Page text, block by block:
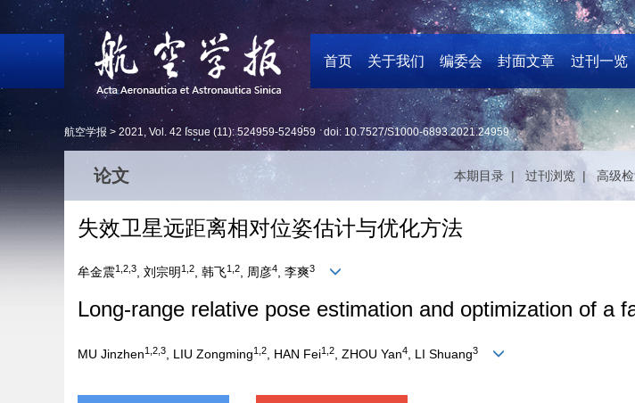
首页 关于我们 编委会 封面文章 过刊一览
航空学报 > 2021, Vol. 42 Issue (11): 524959-524959 doi: 10.7527/S1000-6893.2021.24959
论文 本期目录 | 过刊浏览 | 高级
失效卫星远距离相对位姿估计与优化方法
牟金震1,2,3, 刘宗明 1,2, 韩飞1,2, 周彦4, 李爽3
Long-range relative pose estimation and optimization of a
MU Jinzhen1,2,3 , LIU Zongming1,2 , HAN Fei1,2 , ZHOU Yan4 , LI Shuang3